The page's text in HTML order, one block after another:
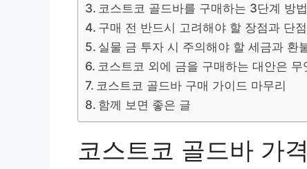
코스트코 골드바를 구매하는 3단계 방법
구매 전 반드시 고려해야 할 장점과 단점
실물 금 투자 시 주의해야 할 세금과 환
코스트코 외에 금을 구매하는 대안은 무
코스트코 골드바 구매 가이드 마무리
함께 보면 좋은 글
코스트코 골드바 가